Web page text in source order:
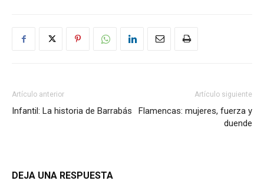
Artículo anterior
Infantil: La historia de Barrabás
Artículo siguiente
Flamencas: mujeres, fuerza y
duende
DEJA UNA RESPUESTA